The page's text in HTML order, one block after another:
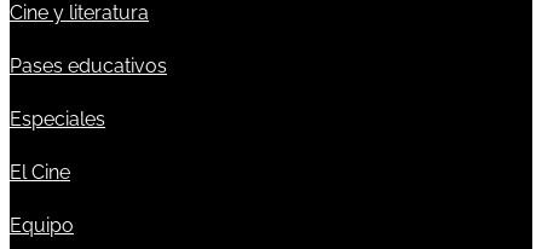
Cine y literatura
Pases educativos
Especiales
El Cine
Equipo